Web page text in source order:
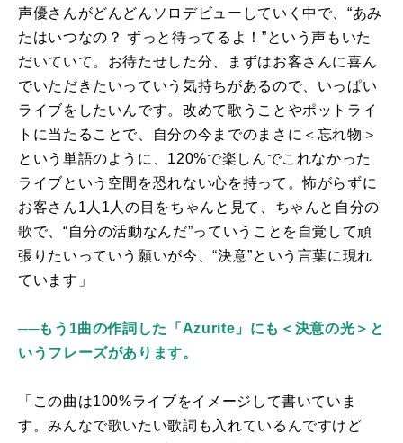
声優さんがどんどんソロデビューしていく中で、“あみ
たはいつなの？ ずっと待ってるよ！”という声もいた
だいていて。お待たせした分、まずはお客さんに喜ん
でいただきたいっていう気持ちがあるので、いっぱい
ライブをしたいんです。改めて歌うことやポットライ
トに当たることで、自分の今までのまさに＜忘れ物＞
という単語のように、 120%で楽しんでこれなかった
ライブという空間を恐れない心を持って。怖がらずに
お客さん1 人 1 人の目をちゃんと見て、ちゃんと自分の
歌で、“自分の活動なんだ”っていうことを自覚して頑
張りたいっていう願いが今、“決意”という言葉に現れ
ています」
──もう1曲の作詞した「Azurite」にも＜決意の光＞と
いうフレーズがあります。
「この曲は100%ライブをイメージして書いていま
す。みんなで歌いたい歌詞も入れているんですけど